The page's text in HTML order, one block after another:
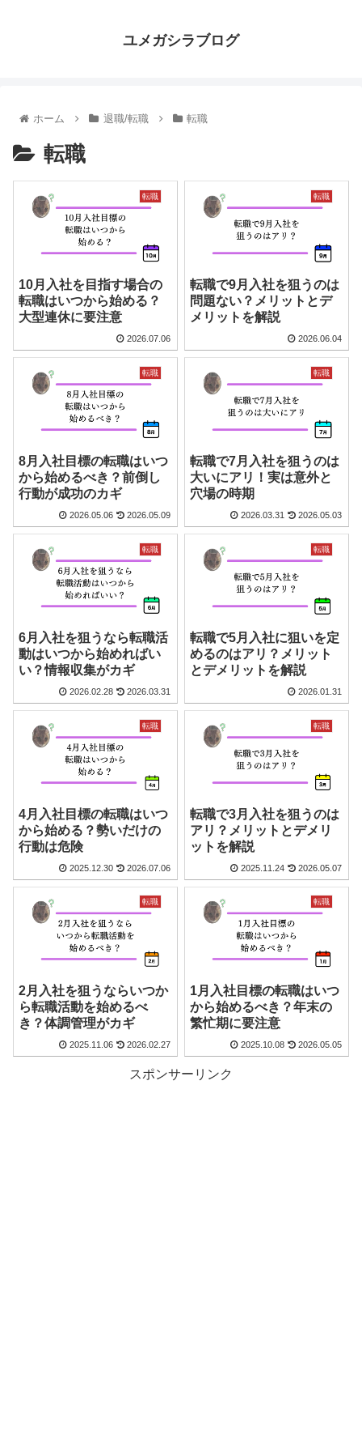
ユメガシラブログ
ホーム 退職/転職 転職
転職
転職
10月入社を目指す場合の
転職はいつから始める？
大型連休に要注意
2026.07.06
転職
転職で9月入社を狙うのは
問題ない？メリットとデ
メリットを解説
2026.06.04
転職
8月入社目標の転職はいつ
から始めるべき？前倒し
行動が成功のカギ
2026.05.06 2026.05.09
転職
転職で7月入社を狙うのは
大いにアリ！実は意外と
穴場の時期
2026.03.31 2026.05.03
転職
6月入社を狙うなら転職活
動はいつから始めればい
い？情報収集がカギ
2026.02.28 2026.03.31
転職
転職で5月入社に狙いを定
めるのはアリ？メリット
とデメリットを解説
2026.01.31
転職
4月入社目標の転職はいつ
から始める？勢いだけの
行動は危険
2025.12.30 2026.07.06
転職
転職で3月入社を狙うのは
アリ？メリットとデメリ
ットを解説
2025.11.24 2026.05.07
転職
2月入社を狙うならいつか
ら転職活動を始めるべ
き？体調管理がカギ
2025.11.06 2026.02.27
転職
1月入社目標の転職はいつ
から始めるべき？年末の
繁忙期に要注意
2025.10.08 2026.05.05
スポンサーリンク